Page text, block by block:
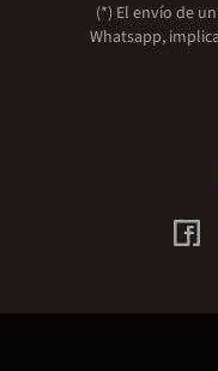
(*) El envío de
Whatsapp,